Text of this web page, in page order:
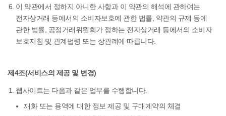
이 약관에서 정하지 아니한 사항과 이 약관의 해석에 관하여는
전자상거래 등에서의 소비자보호에 관한 법률, 약관의 규제 등에
관한 법률, 공정거래위원회가 정하는 전자상거래 등에서의 소비자
보호지침 및 관계법령 또는 상관례에 따릅니다.
제4조(서비스의 제공 및 변경)
웹사이트는 다음과 같은 업무를 수행합니다.
재화 또는 용역에 대한 정보 제공 및 구매계약의 체결